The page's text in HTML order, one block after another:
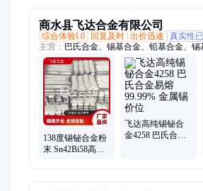
商水县飞达合金有限公司
综合体验L0
回复及时 出价迅速 真实性
主营： 巴氏合金、锡基合金、铅基合金、
氏合金、锡基轴承合金、铅基轴承合金、
138度锡铋合金粉
末 Sn42Bi58高纯
飞达高纯锡铋合
金4258 巴氏合金